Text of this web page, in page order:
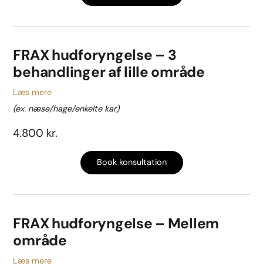
FRAX hudforyngelse – 3
behandlinger af lille område
Læs mere
(ex. næse/hage/enkelte kar)
4.800 kr.
Book konsultation
FRAX hudforyngelse – Mellem
område
Læs mere